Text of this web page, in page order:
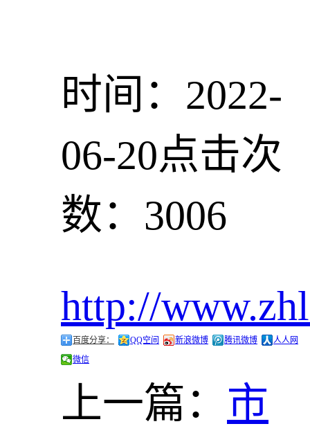
时间：2022-
06-20点击次
数：3006
http://
百度分享： QQ空间 新浪微博 腾讯微博
人人网
微信
上一篇： 市